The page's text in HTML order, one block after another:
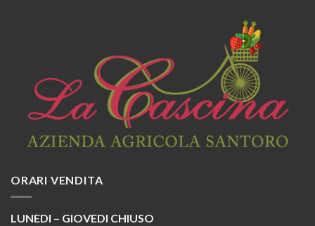
ORARI VENDITA
LUNEDI – GIOVEDI CHIUSO